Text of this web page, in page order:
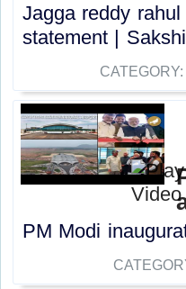
Jagga reddy
statement |
CATEGORY:
PM Modi